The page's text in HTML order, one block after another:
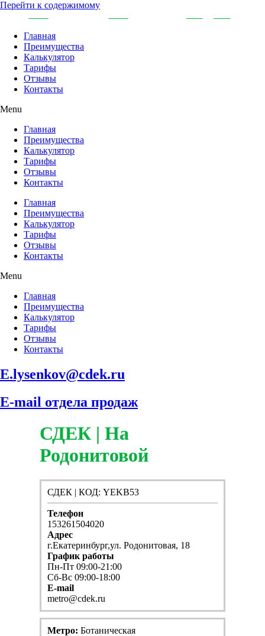
Перейти к содержимому
Главная
Преимущества
Калькулятор
Тарифы
Отзывы
Контакты
Menu
Главная
Преимущества
Калькулятор
Тарифы
Отзывы
Контакты
Главная
Преимущества
Калькулятор
Тарифы
Отзывы
Контакты
Menu
Главная
Преимущества
Калькулятор
Тарифы
Отзывы
Контакты
E.lysenkov@cdek.ru
E-mail отдела продаж
СДЕК | На
Родонитовой
СДЕК | КОД: YEKB53
Телефон
153261504020
Адрес
г.Екатеринбург,ул. Родонитовая, 18
График работы
Пн-Пт 09:00-21:00
Сб-Вс 09:00-18:00
E-mail
metro@cdek.ru
Метро:Ботаническая